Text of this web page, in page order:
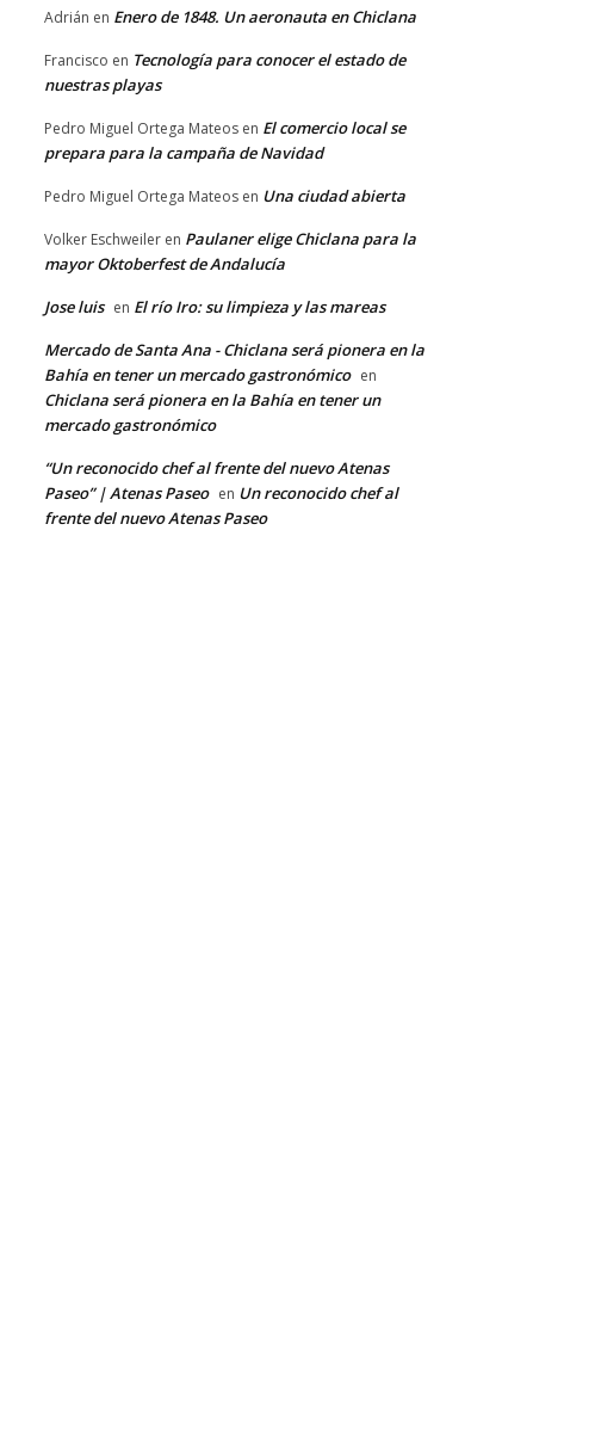
Adrián en Enero de 1848. Un aeronauta en Chiclana
Francisco en Tecnología para conocer el estado de
nuestras playas
Pedro Miguel Ortega Mateos en El comercio local se
prepara para la campaña de Navidad
Pedro Miguel Ortega Mateos en Una ciudad abierta
Volker Eschweiler en Paulaner elige Chiclana para la
mayor Oktoberfest de Andalucía
Jose luis en El río Iro: su limpieza y las mareas
Mercado de Santa Ana - Chiclana será pionera en la
Bahía en tener un mercado gastronómico en
Chiclana será pionera en la Bahía en tener un
mercado gastronómico
“Un reconocido chef al frente del nuevo Atenas
Paseo” | Atenas Paseo en Un reconocido chef al
frente del nuevo Atenas Paseo